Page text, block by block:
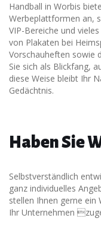
Handball in Worbis
Werbeplattformen an,
VIP-Bereiche und
von Plakaten bei
Vorschauheften sowie
Sie sich als Blickfang,
diese Weise bleibt Ihr
Gedächtnis.
Haben Sie
Selbstverständlich
ganz individuelles
stellen Ihnen gerne
Ihr Unternehmen